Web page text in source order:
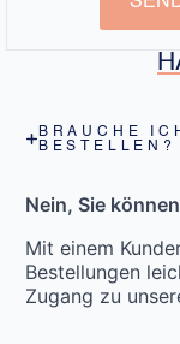
BRAUCHE
BESTELLEN?
Nein, Sie
Mit einem
Bestellungen
Zugang zu